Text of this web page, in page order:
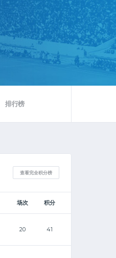
排行榜
查看完全积分榜
场次 积分
20 41